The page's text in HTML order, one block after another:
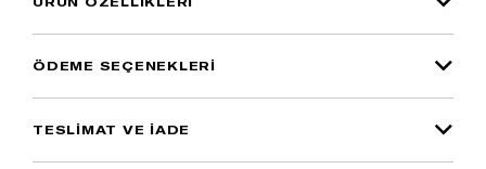
ÖDEME SEÇENEKLERI
TESLİMAT VE İADE